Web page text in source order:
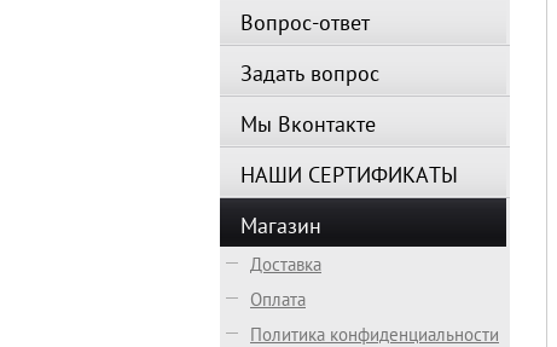
Вопрос-ответ
Задать вопрос
Мы Вконтакте
НАШИ СЕРТИФИКАТЫ
Магазин
Доставка
Оплата
Политика конфиденциальности